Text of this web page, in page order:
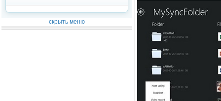
скрыть меню